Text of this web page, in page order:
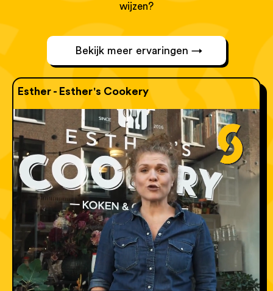
wijzen?
Bekijk meer ervaringen →
Esther - Esther's Cookery